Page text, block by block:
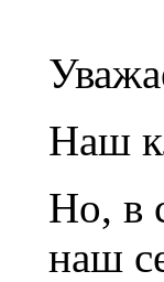
Наш
Но, в
наш